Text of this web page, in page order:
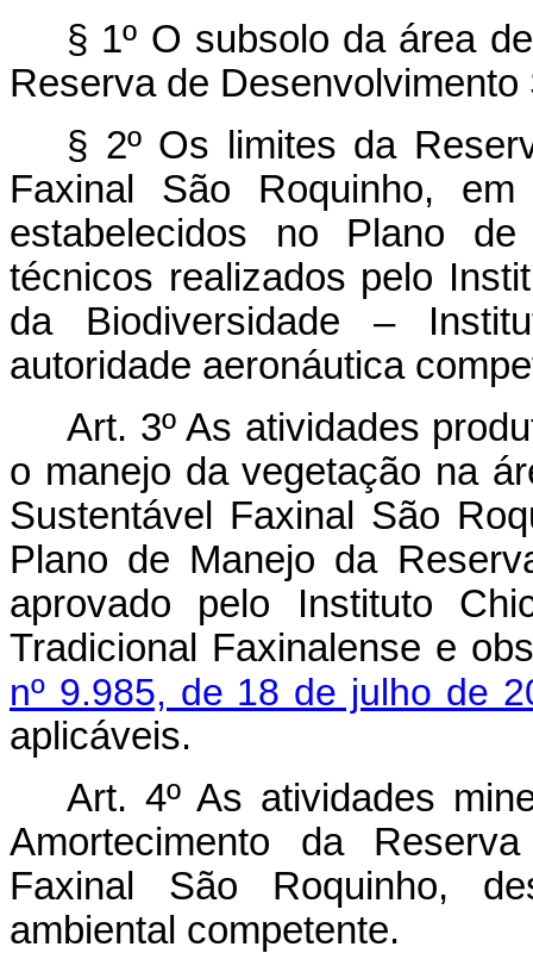
§ 1º O subsolo da área
Reserva de
§ 2º Os limites da
Faxinal São Roquinho,
estabelecidos no Plano
técnicos realizados pelo
da Biodiversidade –
autoridade aeronáutica
Art. 3º As atividades
o manejo da vegetação na
Sustentável Faxinal São
Plano de Manejo da
aprovado pelo Instituto
Tradicional Faxinalense e
nº 9.985, de 18 de julho de
aplicáveis.
Art. 4º As atividades
Amortecimento da
Faxinal São Roquinho,
ambiental competente.